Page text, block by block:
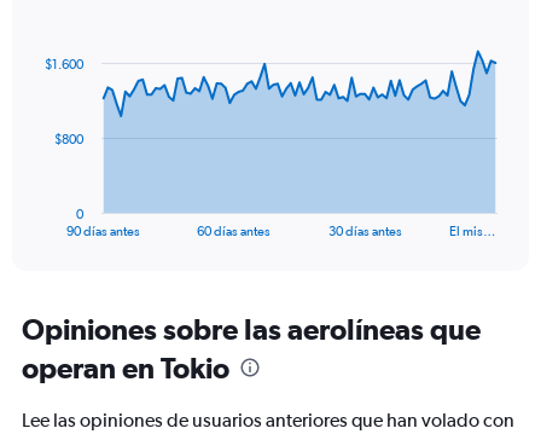
18.
data
The
Range:
91
categories.
The
chart
90 días antes 60 días antes 30 días antes El mis…
0
$800
$1.600
Opiniones sobre las aerolíneas que
operan en Tokio
Lee las opiniones de usuarios anteriores que han volado con